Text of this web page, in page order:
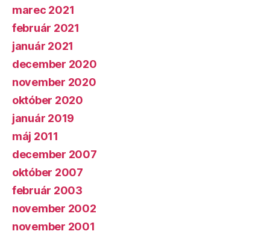
marec 2021
február 2021
január 2021
december 2020
november 2020
október 2020
január 2019
máj 2011
december 2007
október 2007
február 2003
november 2002
november 2001